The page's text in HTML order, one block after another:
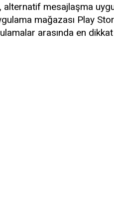
alternatif mesajlaşma
mağazası Play
arasında en